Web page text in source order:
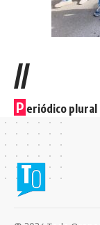
//
P eriódico plural